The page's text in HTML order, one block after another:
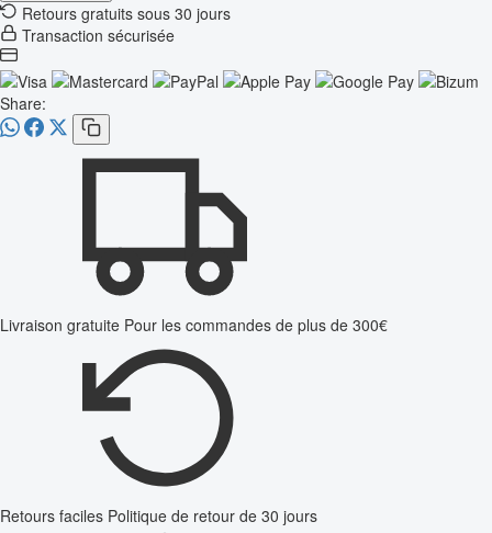
Retours gratuits sous 30 jours
Transaction sécurisée
Share:
Livraison gratuite Pour les commandes de plus de 300€
Retours faciles Politique de retour de 30 jours